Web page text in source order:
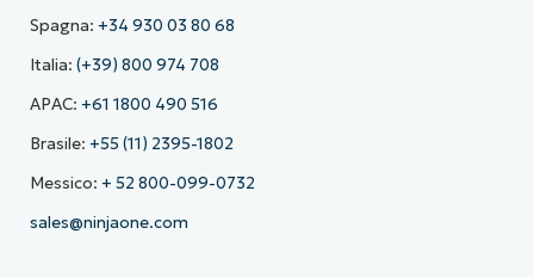
Spagna: +34 930 03 80 68
Italia: (+39) 800 974 708
APAC: +61 1800 490 516
Brasile: +55 (11) 2395-1802
Messico: + 52 800-099-0732
sales@ninjaone.com